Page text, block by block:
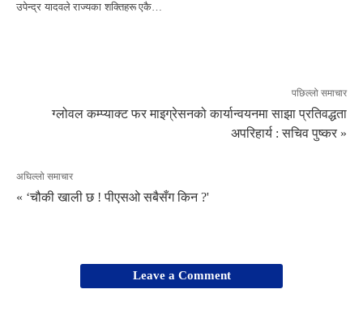
उपेन्द्र यादवले राज्यका शक्तिहरू एकै…
पछिल्लो समाचार
ग्लोवल कम्प्याक्ट फर माइग्रेसनको कार्यान्वयनमा साझा प्रतिवद्धता
अपरिहार्य : सचिव पुष्कर »
अघिल्लो समाचार
« ‘चौकी खाली छ ! पीएसओ सबैसँग किन ?'
Leave a Comment